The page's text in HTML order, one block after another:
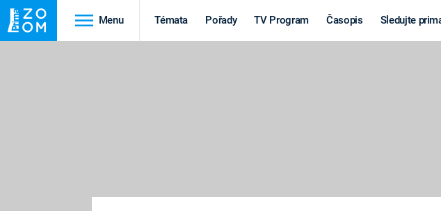
Menu Témata Pořady TV Program Časopis Sledujte
MARS